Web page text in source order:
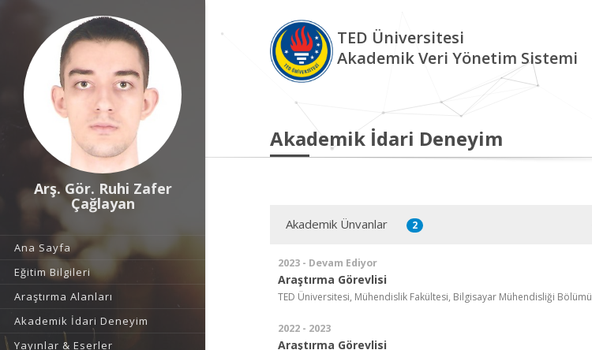
Arş. Gör. Ruhi Zafer
Çağlayan
Ana Sayfa
Eğitim Bilgileri
Araştırma Alanları
Akademik İdari Deneyim
Yayınlar & Eserler
TED Üniversitesi
Akademik Veri Yönetim Sistemi
Akademik İdari Deneyim
Akademik Ünvanlar 2
2023 - Devam Ediyor
Araştırma Görevlisi
TED Üniversitesi, Mühendislik Fakültesi, Bilgisayar Mühendisliği Bölümü
2022 - 2023
Araştırma Görevlisi